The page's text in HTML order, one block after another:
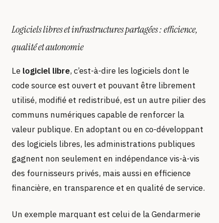
Logiciels libres et infrastructures partagées : efficience,
qualité et autonomie
Le logiciel libre, c’est-à-dire les logiciels dont le
code source est ouvert et pouvant être librement
utilisé, modifié et redistribué, est un autre pilier des
communs numériques capable de renforcer la
valeur publique. En adoptant ou en co-développant
des logiciels libres, les administrations publiques
gagnent non seulement en indépendance vis-à-vis
des fournisseurs privés, mais aussi en efficience
financière, en transparence et en qualité de service.
Un exemple marquant est celui de la Gendarmerie